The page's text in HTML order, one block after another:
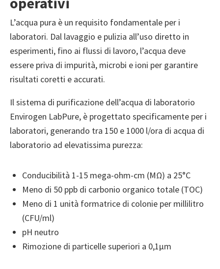
L’acqua pura è un requisito fondamentale per i
laboratori. Dal lavaggio e pulizia all’uso diretto in
esperimenti, fino ai flussi di lavoro, l’acqua deve
essere priva di impurità, microbi e ioni per garantire
risultati coretti e accurati.
Il sistema di purificazione dell’acqua di laboratorio
Envirogen LabPure, è progettato specificamente per i
laboratori, generando tra 150 e 1000 l/ora di acqua di
laboratorio ad elevatissima purezza:
Conducibilità 1-15 mega-ohm-cm (MΩ) a 25°C
Meno di 50 ppb di carbonio organico totale (TOC)
Meno di 1 unità formatrice di colonie per millilitro
(CFU/ml)
pH neutro
Rimozione di particelle superiori a 0,1µm